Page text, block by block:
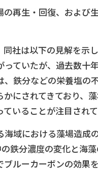
の再生・回復、および
同社は以下の見解を示
っていたが、過去数十
鉄分などの栄養塩の
にされてきており、
いることが注目されて
海域における藻場造
鉄分濃度の変化と海
ルーカーボンの効果